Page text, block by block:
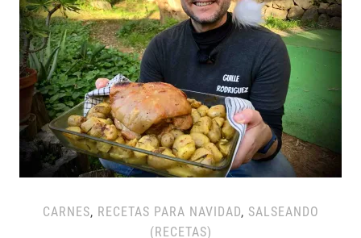
CARNES, RECETAS PARA NAVIDAD, SALSEANDO
(RECETAS)